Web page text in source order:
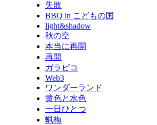
失敗
BBQ in こどもの国
light&shadow
秋の空
本当に再開
再開
ガラピコ
Web3
ワンダーランド
黄色と水色
一日ひとつ
蝋梅